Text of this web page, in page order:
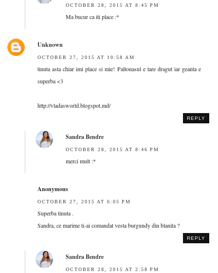
OCTOBER 28, 2015 AT 8:45 PM
Ma bucur ca iti place :*
Unknown
OCTOBER 27, 2015 AT 10:58 AM
tinuta asta chiar imi place si mie! Paltonasul e tare dragut iar geanta e
superba <3
http://vladasworld.blogspot.md/
REPLY
Sandra Bendre
OCTOBER 28, 2015 AT 8:46 PM
merci mult :*
Anonymous
OCTOBER 27, 2015 AT 6:05 PM
Superba tinuta .
Sandra, ce marime ti-ai comandat vesta burgundy din blanita ?
REPLY
Sandra Bendre
OCTOBER 28, 2015 AT 2:58 PM